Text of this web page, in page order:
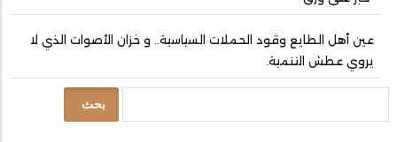
عين أهل الطايع وقود الحملات السياسية.. و خزان الأصوات الذي لا
يروي عطش التنمية.